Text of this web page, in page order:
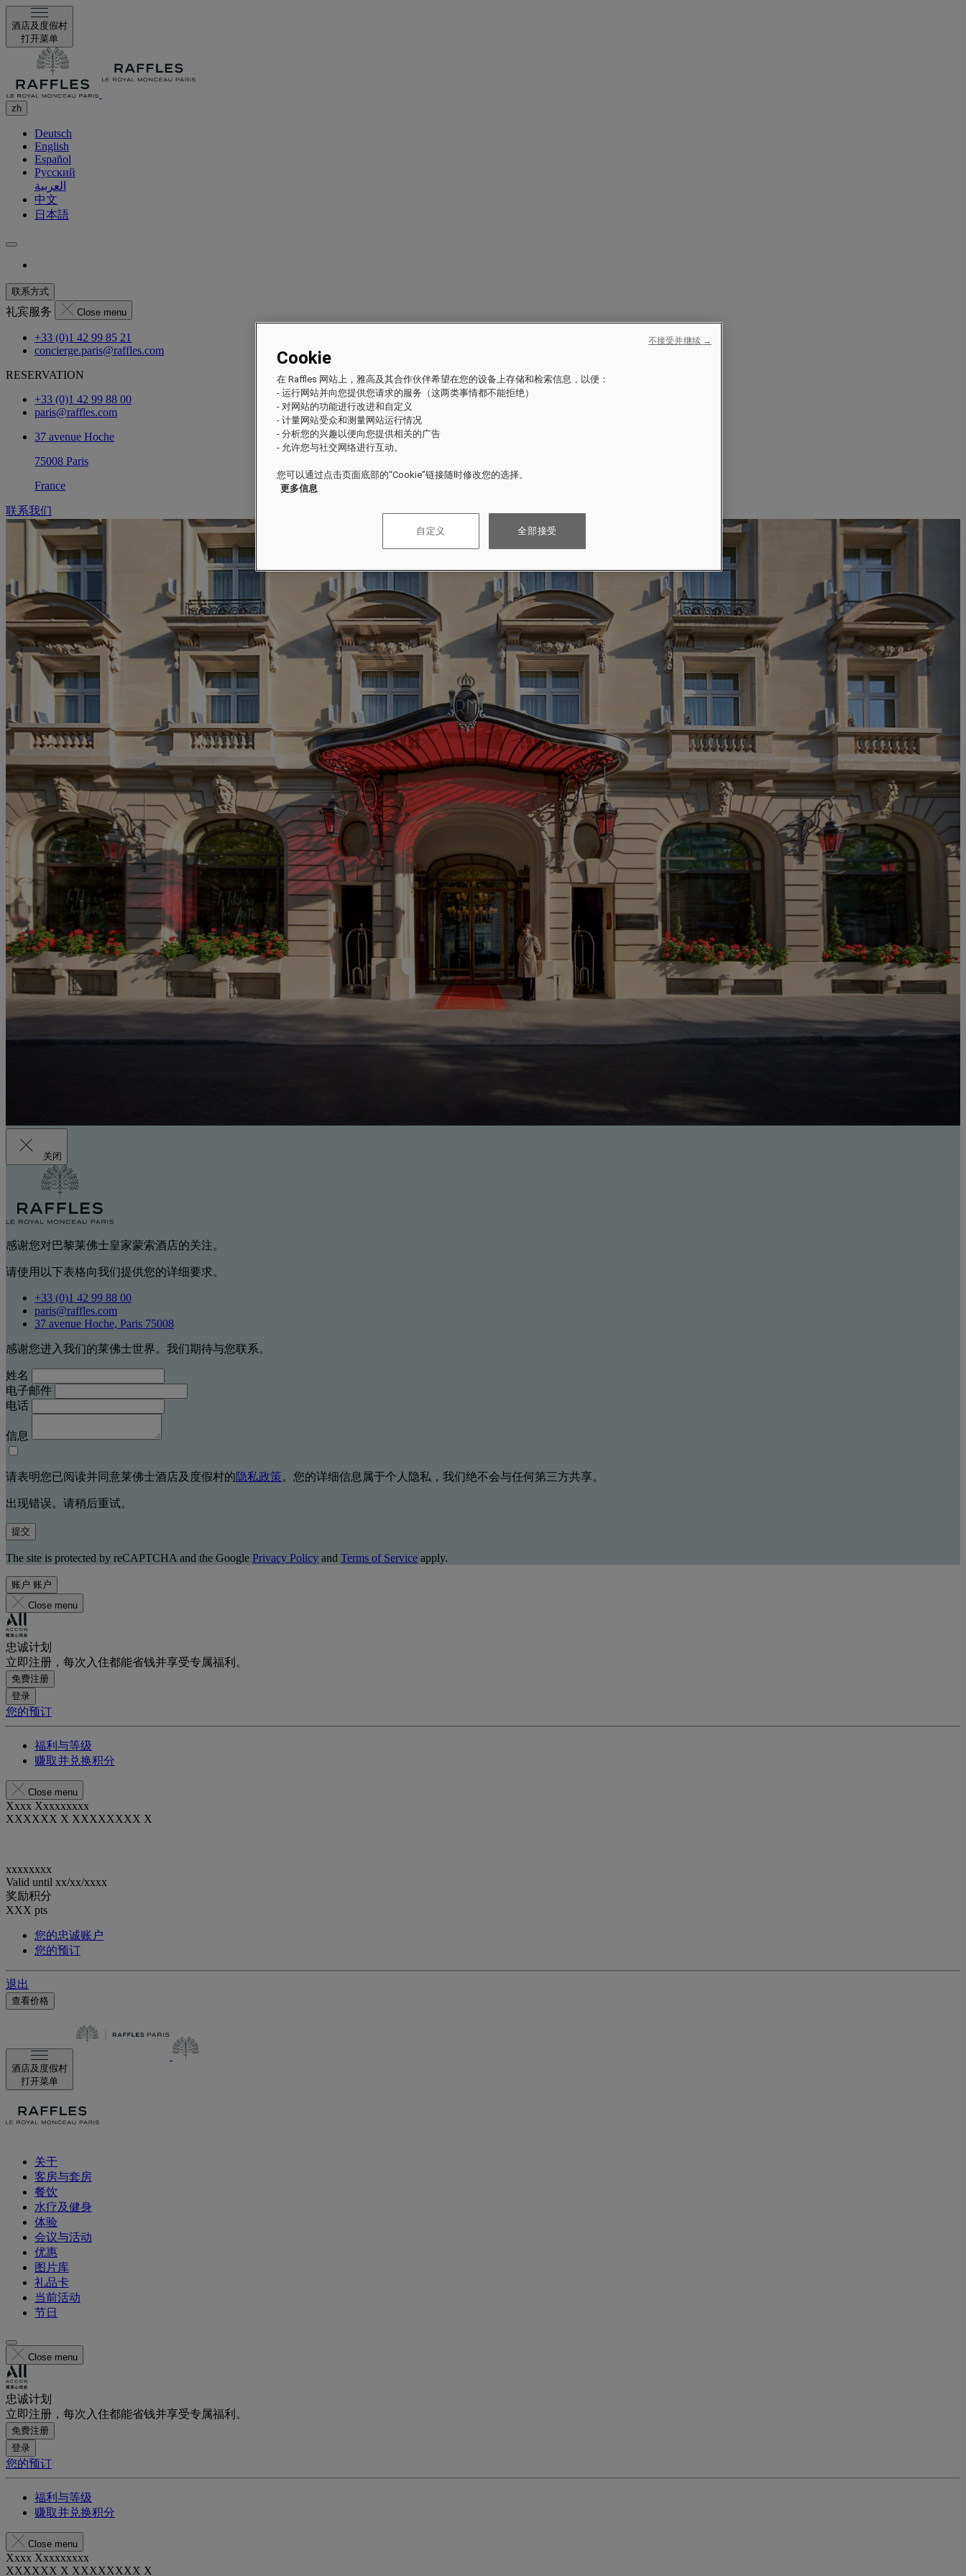
酒店及度假村
打开菜单
zh
Deutsch
English
Español
Русский
العربية
中文
日本語
联系方式
礼宾服务 Close menu
+33 (0)1 42 99 85 21
concierge.paris@raffles.com
RESERVATION
+33 (0)1 42 99 88 00
paris@raffles.com
37 avenue Hoche
75008 Paris
France
联系我们
关闭
感谢您对巴黎莱佛士皇家蒙索酒店的关注。
请使用以下表格向我们提供您的详细要求。
+33 (0)1 42 99 88 00
paris@raffles.com
37 avenue Hoche, Paris 75008
感谢您进入我们的莱佛士世界。我们期待与您联系。
姓名
电子邮件
电话
信息
请表明您已阅读并同意莱佛士酒店及度假村的隐私政策。您的详细信息属于个人隐私，我们绝不会与任何第三方共享。
出现错误。请稍后重试。
提交
The site is protected by reCAPTCHA and the Google Privacy Policy and Terms of Service apply.
账户 账户
Close menu
忠诚计划
立即注册，每次入住都能省钱并享受专属福利。
免费注册
登录
您的预订
福利与等级
赚取并兑换积分
Close menu
Xxxx Xxxxxxxxx
XXXXXX X XXXXXXXX X
xxxxxxxx
Valid until xx/xx/xxxx
奖励积分
XXX pts
您的忠诚账户
您的预订
退出
查看价格
酒店及度假村
打开菜单
关于
客房与套房
餐饮
水疗及健身
体验
会议与活动
优惠
图片库
礼品卡
当前活动
节日
Close menu
忠诚计划
立即注册，每次入住都能省钱并享受专属福利。
免费注册
登录
您的预订
福利与等级
赚取并兑换积分
Close menu
Xxxx Xxxxxxxxx
XXXXXX X XXXXXXXX X
Cookie
在 Raffles 网站上，雅高及其合作伙伴希望在您的设备上存储和检索信息，以便：
- 运行网站并向您提供您请求的服务（这两类事情都不能拒绝）
- 对网站的功能进行改进和自定义
- 计量网站受众和测量网站运行情况
- 分析您的兴趣以便向您提供相关的广告
- 允许您与社交网络进行互动。
您可以通过点击页面底部的“Cookie”链接随时修改您的选择。
更多信息
自定义 全部接受
不接受并继续 →